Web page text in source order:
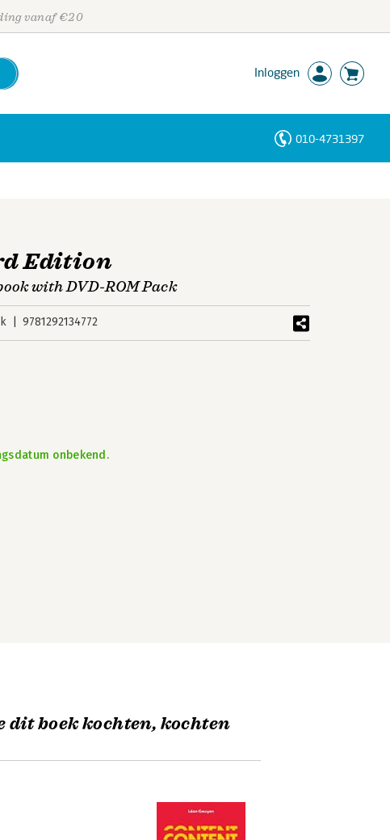
vanaf €20
Inloggen
010-4731397
Edition
with DVD-ROM Pack
9781292134772
onbekend.
dit boek kochten, kochten
Personen